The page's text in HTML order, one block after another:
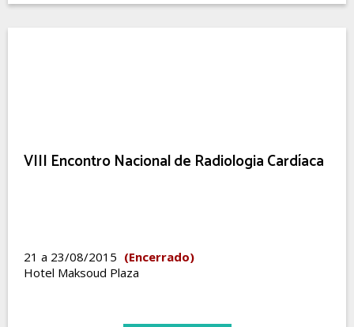
VIII Encontro Nacional de Radiologia Cardíaca
21 a 23/08/2015 (Encerrado)
Hotel Maksoud Plaza